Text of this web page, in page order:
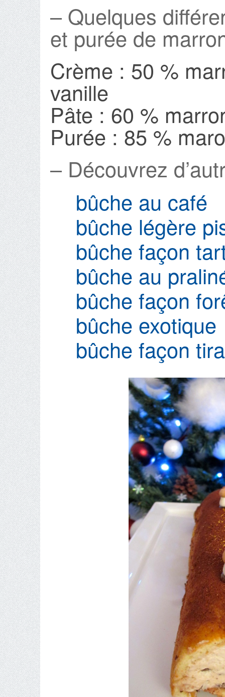
– Quelques
et purée de
Crème : 50 %
vanille
Pâte : 60 %
Purée : 85 %
– Découvrez
bûche au café
bûche légère
bûche façon
bûche au
bûche façon
bûche exotique
bûche façon